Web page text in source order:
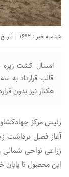
شناسه خبر : 1692 | تاریخ انتشار : 02 خرداد 1401 - 1:44 |
امسال کشت زیره
هکتار نیز بدون
رئیس مرکز
آغاز فصل برداشت
زراعی نواحی
این محصول تا پایان